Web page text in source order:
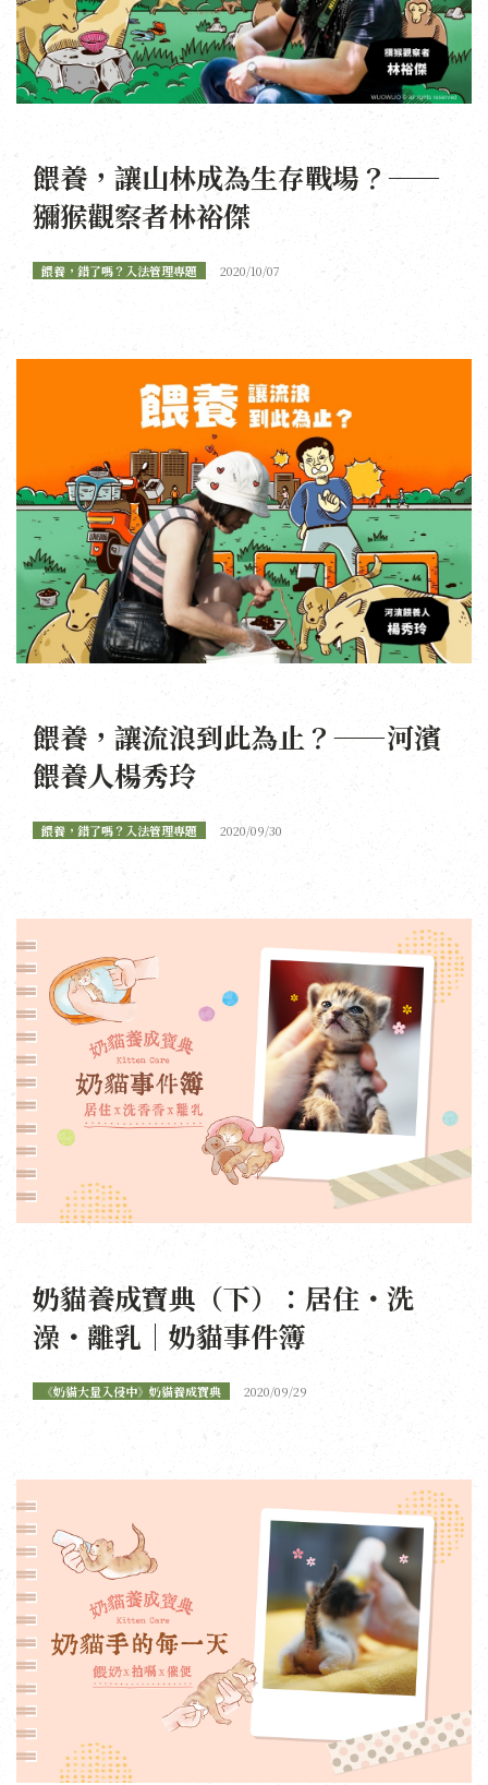
餵養，讓山林成為生存戰場？——
獼猴觀察者林裕傑
餵養，錯了嗎？入法管理專題 2020/10/07
餵養，讓流浪到此為止？——河濱
餵養人楊秀玲
餵養，錯了嗎？入法管理專題 2020/09/30
奶貓養成寶典（下）：居住・洗
澡・離乳｜奶貓事件簿
《奶貓大量入侵中》奶貓養成寶典 2020/09/29